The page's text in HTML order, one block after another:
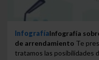
InfografíaInfografía
de arrendamiento Te
tratamos las posibilidades